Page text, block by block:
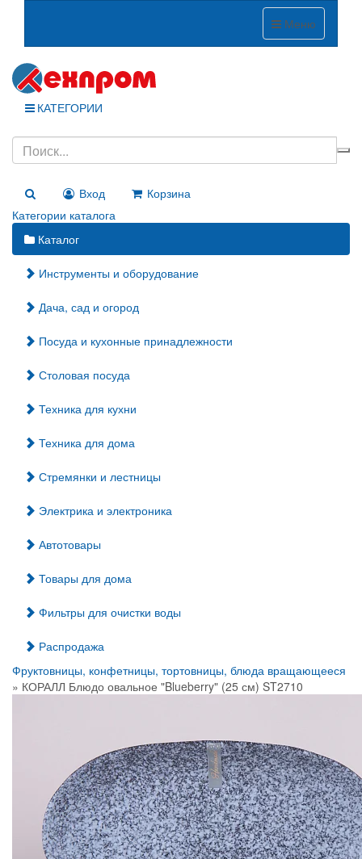
Меню
КАТЕГОРИИ
Вход
Корзина
Категории каталога
Каталог
Инструменты и оборудование
Дача, сад и огород
Посуда и кухонные принадлежности
Столовая посуда
Техника для кухни
Техника для дома
Стремянки и лестницы
Электрика и электроника
Автотовары
Товары для дома
Фильтры для очистки воды
Распродажа
Фруктовницы, конфетницы, тортовницы, блюда вращающееся
» КОРАЛЛ Блюдо овальное "Blueberry" (25 см) ST2710